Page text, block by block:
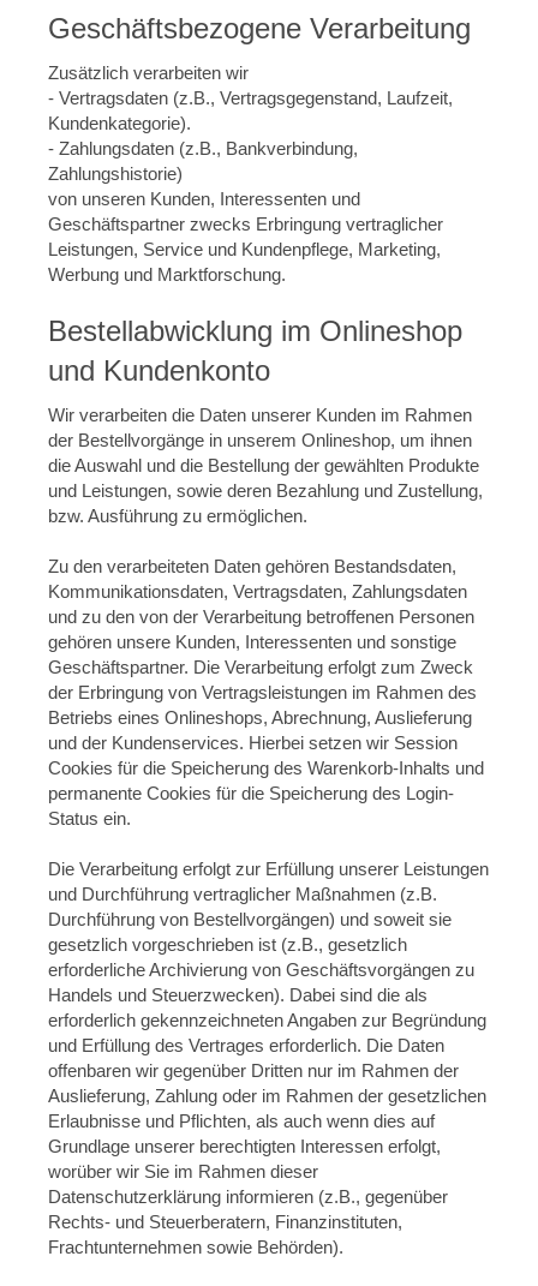
Geschäftsbezogene Verarbeitung
Zusätzlich verarbeiten wir
- Vertragsdaten (z.B., Vertragsgegenstand, Laufzeit,
Kundenkategorie).
- Zahlungsdaten (z.B., Bankverbindung,
Zahlungshistorie)
von unseren Kunden, Interessenten und
Geschäftspartner zwecks Erbringung vertraglicher
Leistungen, Service und Kundenpflege, Marketing,
Werbung und Marktforschung.
Bestellabwicklung im Onlineshop
und Kundenkonto
Wir verarbeiten die Daten unserer Kunden im Rahmen
der Bestellvorgänge in unserem Onlineshop, um ihnen
die Auswahl und die Bestellung der gewählten Produkte
und Leistungen, sowie deren Bezahlung und Zustellung,
bzw. Ausführung zu ermöglichen.
Zu den verarbeiteten Daten gehören Bestandsdaten,
Kommunikationsdaten, Vertragsdaten, Zahlungsdaten
und zu den von der Verarbeitung betroffenen Personen
gehören unsere Kunden, Interessenten und sonstige
Geschäftspartner. Die Verarbeitung erfolgt zum Zweck
der Erbringung von Vertragsleistungen im Rahmen des
Betriebs eines Onlineshops, Abrechnung, Auslieferung
und der Kundenservices. Hierbei setzen wir Session
Cookies für die Speicherung des Warenkorb-Inhalts und
permanente Cookies für die Speicherung des Login-
Status ein.
Die Verarbeitung erfolgt zur Erfüllung unserer Leistungen
und Durchführung vertraglicher Maßnahmen (z.B.
Durchführung von Bestellvorgängen) und soweit sie
gesetzlich vorgeschrieben ist (z.B., gesetzlich
erforderliche Archivierung von Geschäftsvorgängen zu
Handels und Steuerzwecken). Dabei sind die als
erforderlich gekennzeichneten Angaben zur Begründung
und Erfüllung des Vertrages erforderlich. Die Daten
offenbaren wir gegenüber Dritten nur im Rahmen der
Auslieferung, Zahlung oder im Rahmen der gesetzlichen
Erlaubnisse und Pflichten, als auch wenn dies auf
Grundlage unserer berechtigten Interessen erfolgt,
worüber wir Sie im Rahmen dieser
Datenschutzerklärung informieren (z.B., gegenüber
Rechts- und Steuerberatern, Finanzinstituten,
Frachtunternehmen sowie Behörden).